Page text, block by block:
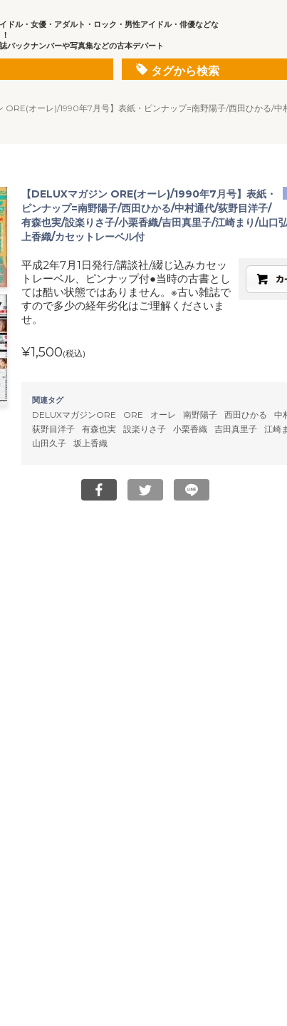
ドル・女優・アダルト・ロック・男性アイドル・俳優などな
バックナンバーや写真集などの古本デパート
タグから検索
ORE(オーレ)/1990年7月号】表紙・ピンナップ=南野陽子/西田ひかる/
【DELUXマガジン ORE(オーレ)/1990年7月号】表紙・
ピンナップ=南野陽子/西田ひかる/中村通代/荻野目洋子/
有森也実/設楽りさ子/小栗香織/吉田真里子/江崎まり/山口
上香織/カセットレーベル付
平成2年7月1日発行/講談社/綴じ込みカセッ
トレーベル、ピンナップ付●当時の古書とし
ては酷い状態ではありません。※古い雑誌で
すので多少の経年劣化はご理解くださいま
せ。
¥1,500(税込)
関連タグ
DELUXマガジンORE ORE オーレ 南野陽子 西田ひかる
中
荻野目洋子
有森也実 設楽りさ子 小栗香織 吉田真里子 江崎
山田久子
坂上香織